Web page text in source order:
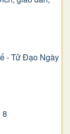
- Tử Đạo Ngày
8